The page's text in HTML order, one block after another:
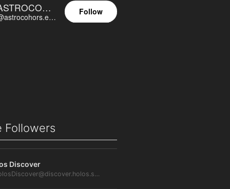
ASTROCOHORS EUNOIA ULTIMA
@astrocohors.eu@astrocohors.eu
Follow
Followers
Discover
@HolosDiscover@discover.holos.social